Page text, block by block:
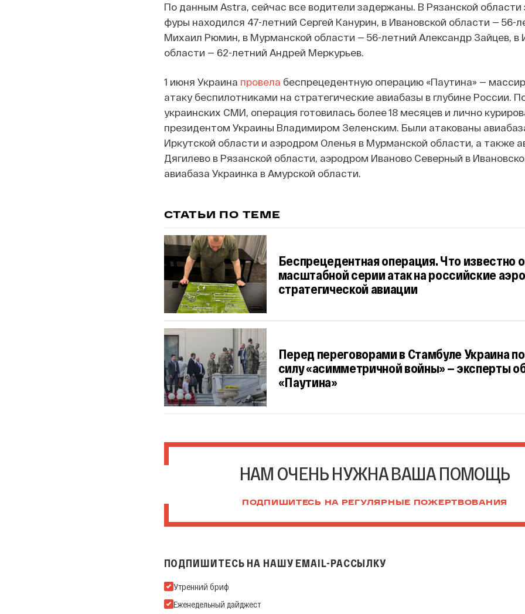
По данным Astra, сейчас все водители задержаны. В Рязанской области
фуры находился 47-летний Сергей Канурин, в Ивановской области — 56-
Михаил Рюмин, в Мурманской области — 56-летний Александр Зайцев, в
области — 62-летний Андрей Меркурьев.
1 июня Украина провела беспрецедентную операцию «Паутина» —
атаку беспилотниками на стратегические авиабазы в глубине России.
украинских СМИ, операция готовилась более 18 месяцев и лично
президентом Украины Владимиром Зеленским. Были атакованы
Иркутской области и аэродром Оленья в Мурманской области, а также
Дягилево в Рязанской области, аэродром Иваново Северный в
авиабаза Украинка в Амурской области.
СТАТЬИ ПО ТЕМЕ
Беспрецедентная операция. Что известно
масштабной серии атак на российские
стратегической авиации
Перед переговорами в Стамбуле Украина
силу «асимметричной войны» — эксперты
«Паутина»
НАМ ОЧЕНЬ НУЖНА ВАША ПОМОЩЬ
ПОДПИШИТЕСЬ НА РЕГУЛЯРНЫЕ ПОЖЕРТВОВАНИЯ
ПОДПИШИТЕСЬ НА НАШУ EMAIL-РАССЫЛКУ
Подпишитесь на нашу Email-рассылку
Утренний бриф
Еженедельный дайджест